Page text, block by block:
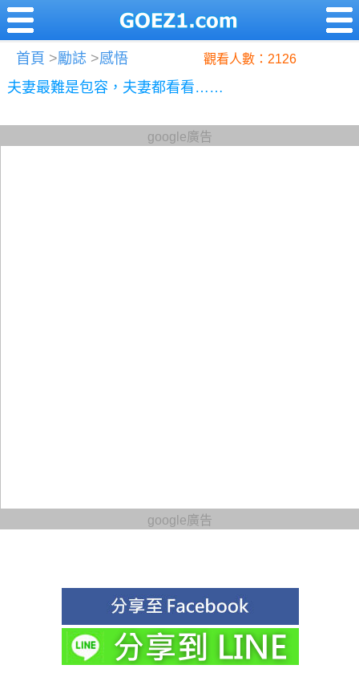
首頁 >勵誌 >感悟 觀看人數：2126
夫妻最難是包容，夫妻都看看……
google廣告
google廣告